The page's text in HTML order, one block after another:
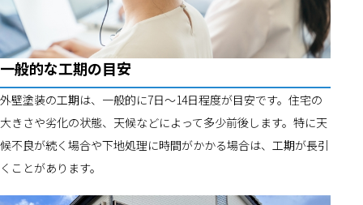
一般的な工期の目安
外壁塗装の工期は、一般的に7日〜14日程度が目安です。住宅の
大きさや劣化の状態、天候などによって多少前後します。特に天
候不良が続く場合や下地処理に時間がかかる場合は、工期が長引
くことがあります。